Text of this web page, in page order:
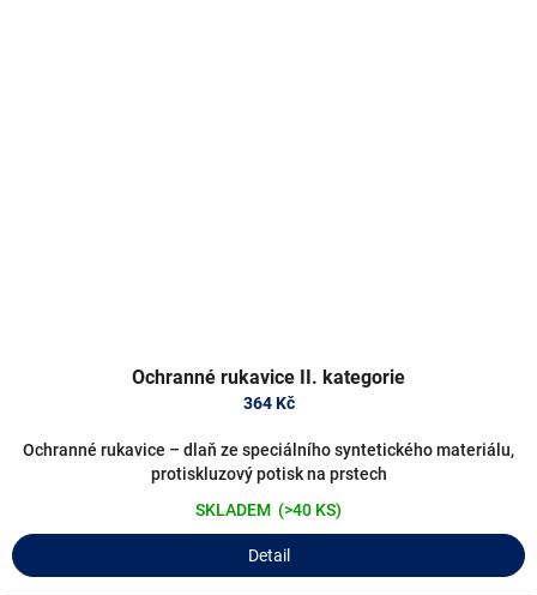
Ochranné rukavice II. kategorie
364 Kč
Ochranné rukavice – dlaň ze speciálního syntetického materiálu,
protiskluzový potisk na prstech
SKLADEM (>40 KS)
Detail